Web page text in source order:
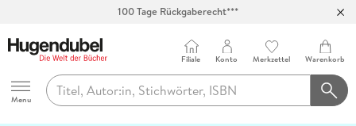
100 Tage Rückgaberecht***
Hugendubel
Menu
Filiale Konto Merkzettel Warenkorb